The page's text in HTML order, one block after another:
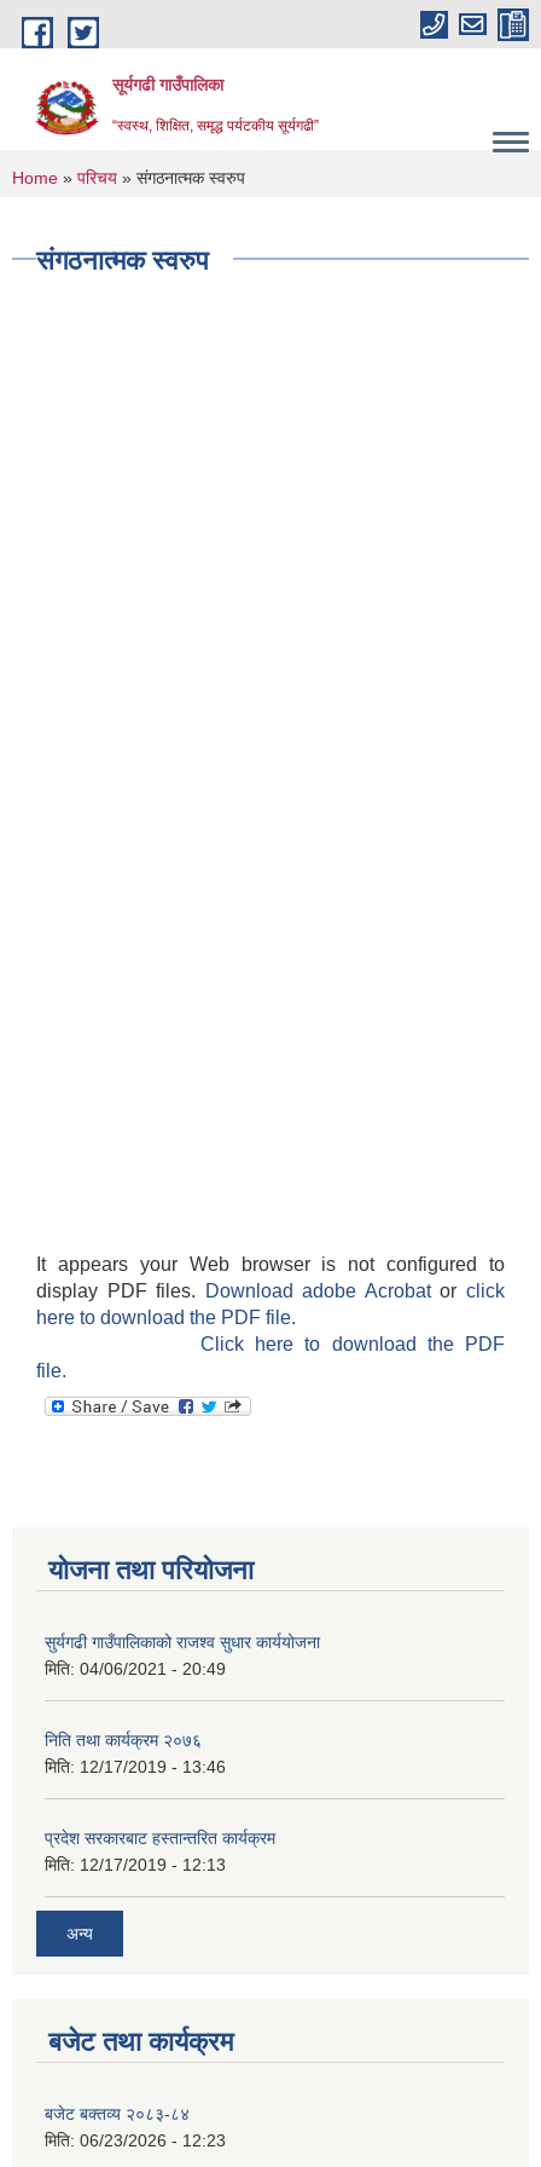
Skip to main content
सूर्यगढी गाउँपालिका
“स्वस्थ, शिक्षित, समृद्ध पर्यटकीय सूर्यगढी”
You are here
Home » परिचय » संगठनात्मक स्वरुप
संगठनात्मक स्वरुप
It appears your Web browser is not configured to
display PDF files.
Download adobe Acrobatorclick
here to download the PDF file.
Click here to download the PDF
file.
योजना तथा परियोजना
सुर्यगढी गाउँपालिकाको राजश्व सुधार कार्ययोजना
मिति: 04/06/2021 - 20:49
निति तथा कार्यक्रम २०७६
मिति: 12/17/2019 - 13:46
प्रदेश सरकारबाट हस्तान्तरित कार्यक्रम
मिति: 12/17/2019 - 12:13
अन्य
बजेट तथा कार्यक्रम
बजेट बक्तव्य २०८३-८४
मिति: 06/23/2026 - 12:23